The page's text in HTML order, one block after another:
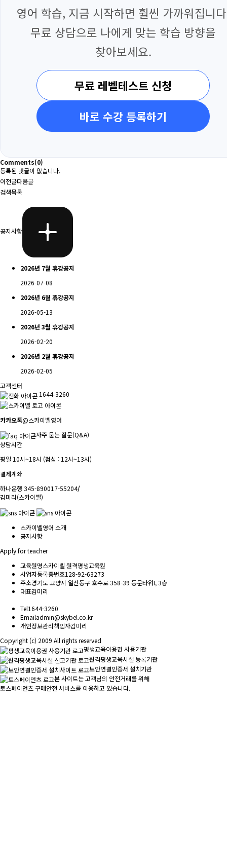
영어 학습, 지금 시작하면 훨씬 가까워집니
무료 상담으로 나에게 맞는 학습 방향을
찾아보세요.
무료 레벨테스트 신청
바로 수강 등록하기
Comments(0)
등록된 댓글이 없습니다.
이전글다음글
검색목록
공지사항
2026년 7월 휴강공지
2026-07-08
2026년 6월 휴강공지
2026-05-13
2026년 3월 휴강공지
2026-02-20
2026년 2월 휴강공지
2026-02-05
고객센터
1644-3260
카카오톡@스카이벨영어
자주 묻는 질문(Q&A)
상담시간
평일 10시~18시 (점심 : 12시~13시)
결제계좌
하나은행 345-890017-55204/
김미리(스카이벨)
스카이벨영어 소개
공지사항
Apply for teacher
교육원명스카이벨 원격평생교육원
사업자등록증번호128-92-63273
주소경기도 고양시 일산동구 호수로 358-39 동문타워I, 3층
대표김미리
Tel1644-3260
Emailadmin@skybel.co.kr
개인정보관리책임자김미리
Copyright (c) 2009 All rights reserved
평생교육이용권 사용기관
원격평생교육시설 등록기관
보안연결인증서 설치기관
본 사이트는 고객님의 안전거래를 위해
토스페이먼츠 구매안전 서비스를 이용하고 있습니다.